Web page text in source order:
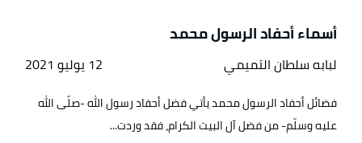
أسماء أحفاد الرسول محمد
لبابه سلطان التميمي 12 يوليو 2021
فضائل أحفاد الرسول محمد يأتي فضل أحفاد رسول الله -صلّى الله
عليه وسلّم- من فضل آل البيت الكرام، فقد وردت...